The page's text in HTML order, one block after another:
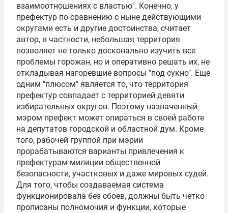
взаимоотношениях с властью". Конечно, у
префектур по сравнению с ныне действующими
округами есть и другие достоинства, считает
автор, в частности, небольшая территория
позволяет не только досконально изучить все
проблемы горожан, но и оперативно решать их, не
откладывая нагоревшие вопросы "под сукно". Еще
одним "плюсом" является то, что территория
префектур совпадает с территорией девяти
избирательных округов. Поэтому назначенный
мэром префект может опираться в своей работе
на депутатов городской и областной дум. Кроме
того, рабочей группой при мэрии
прорабатываются варианты привлечения к
префектурам милиции общественной
безопасности, участковых и даже мировых судей.
Для того, чтобы создаваемая система
функционировала без сбоев, должны быть четко
прописаны полномочия и функции, которые